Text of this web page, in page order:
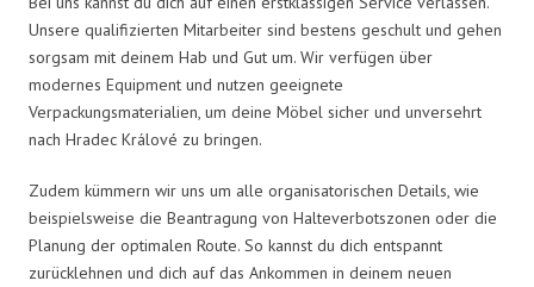
Unsere qualifizierten Mitarbeiter sind bestens geschult und gehen
sorgsam mit deinem Hab und Gut um. Wir verfügen über
modernes Equipment und nutzen geeignete
Verpackungsmaterialien, um deine Möbel sicher und unversehrt
nach Hradec Králové zu bringen.
Zudem kümmern wir uns um alle organisatorischen Details, wie
beispielsweise die Beantragung von Halteverbotszonen oder die
Planung der optimalen Route. So kannst du dich entspannt
zurücklehnen und dich auf das Ankommen in deinem neuen